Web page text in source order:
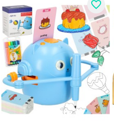
favorite_border